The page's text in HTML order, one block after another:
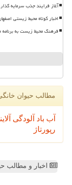
آغاز فرایند جذب سرمایه گذار برای
اخبار کوتاه محیط زیستی
فرهنگ محیط زیست به برنامه
مطالب حیوان
آب باد آلودگی
رپورتاژ
اخبار و مطالب